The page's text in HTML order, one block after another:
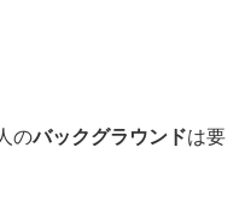
のバックグラウンドは要